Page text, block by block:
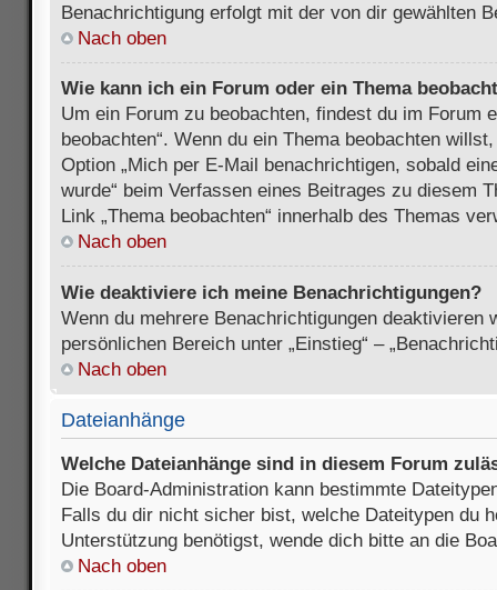
Benachrichtigung erfolgt mit der von dir gewählten
Nach oben
Wie kann ich ein Forum oder ein Thema
Um ein Forum zu beobachten, findest du im Forum
beobachten“. Wenn du ein Thema beobachten
Option „Mich per E-Mail benachrichtigen, sobald
wurde“ beim Verfassen eines Beitrages zu diesem
Link „Thema beobachten“ innerhalb des Themas
Nach oben
Wie deaktiviere ich meine Benachrichtigungen?
Wenn du mehrere Benachrichtigungen deaktivieren
persönlichen Bereich unter „Einstieg“ –
Nach oben
Dateianhänge
Welche Dateianhänge sind in diesem Forum
Die Board-Administration kann bestimmte
Falls du dir nicht sicher bist, welche Dateitypen du
Unterstützung benötigst, wende dich bitte an die
Nach oben